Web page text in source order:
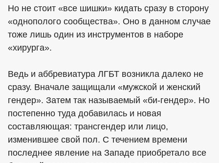
Но не стоит «все шишки» кидать сразу в сторону
«однополого сообщества». Оно в данном случае
тоже лишь один из инструментов в наборе
«хирурга».
Ведь и аббревиатура ЛГБТ возникла далеко не
сразу. Вначале защищали «мужской и женский
гендер». Затем так называемый «би-гендер». Но
постепенно туда добавилась и новая
составляющая: трансгендер или лицо,
изменившее свой пол. С течением времени
последнее явление на Западе приобретало все